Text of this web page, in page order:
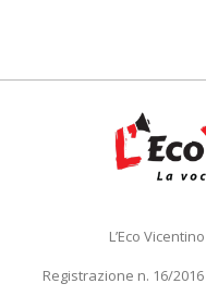
L’Eco
Registrazione n. 16/